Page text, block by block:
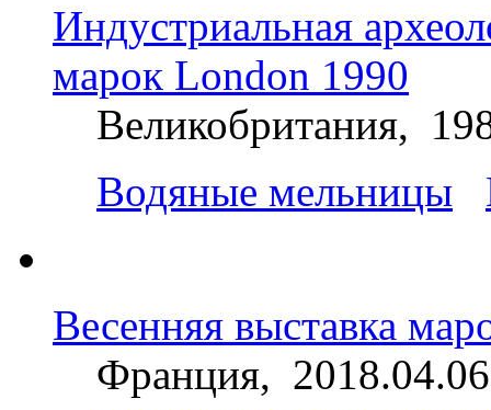
Индустриальная
марок London 1990
Великобритания,
Водяные мельницы
Весенняя выставка
Франция, 2018.04.06